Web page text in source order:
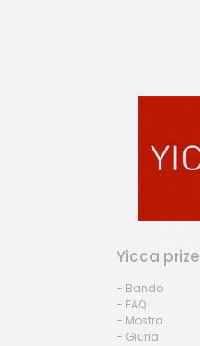
Yicca prize
- Bando
- FAQ
- Mostra
- Giuria